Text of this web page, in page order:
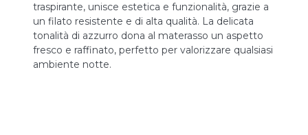
traspirante, unisce estetica e funzionalità, grazie a
un filato resistente e di alta qualità. La delicata
tonalità di azzurro dona al materasso un aspetto
fresco e raffinato, perfetto per valorizzare qualsiasi
ambiente notte.